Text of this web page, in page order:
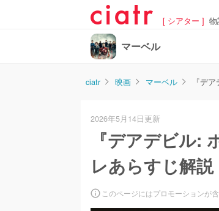
[ シアター ] 物
マーベル
ciatr 映画 マーベル 『デ
2026年5月14日更新
『デアデビル:
レあらすじ解
このページにはプロモーションが